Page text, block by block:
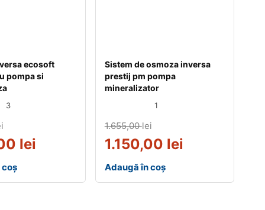
ecosoft
pompa si
3
lei
Sistem de osmoza inversa
prestij pm pompa
mineralizator
1
1.655,00lei
1.150,00 lei
Adaugă în coș